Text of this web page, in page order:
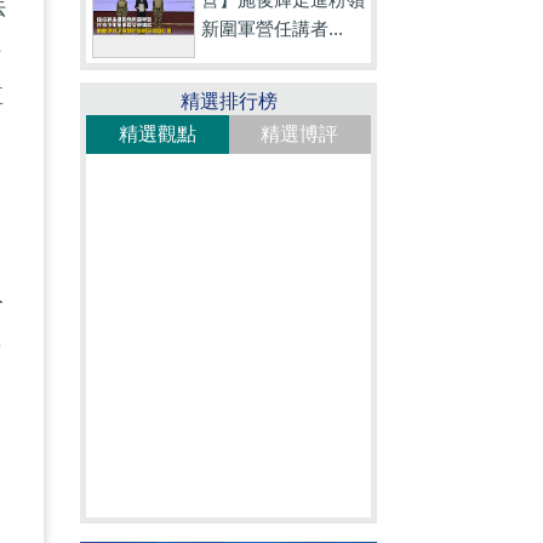
新圍軍營任講者...
精選排行榜
精選觀點
精選博評